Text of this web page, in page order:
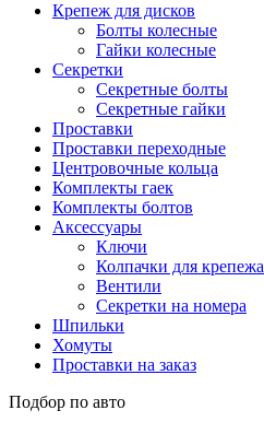
Крепеж для дисков
Болты колесные
Гайки колесные
Секретки
Секретные болты
Секретные гайки
Проставки
Проставки переходные
Центровочные кольца
Комплекты гаек
Комплекты болтов
Аксессуары
Ключи
Колпачки для крепежа
Вентили
Секретки на номера
Шпильки
Хомуты
Проставки на заказ
Подбор по авто